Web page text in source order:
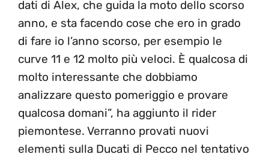
dati di Alex, che guida la moto dello scorso
anno, e sta facendo cose che ero in grado
di fare io l’anno scorso, per esempio le
curve 11 e 12 molto più veloci. È qualcosa di
molto interessante che dobbiamo
analizzare questo pomeriggio e provare
qualcosa domani”, ha aggiunto il rider
piemontese. Verranno provati nuovi
elementi sulla Ducati di Pecco nel tentativo